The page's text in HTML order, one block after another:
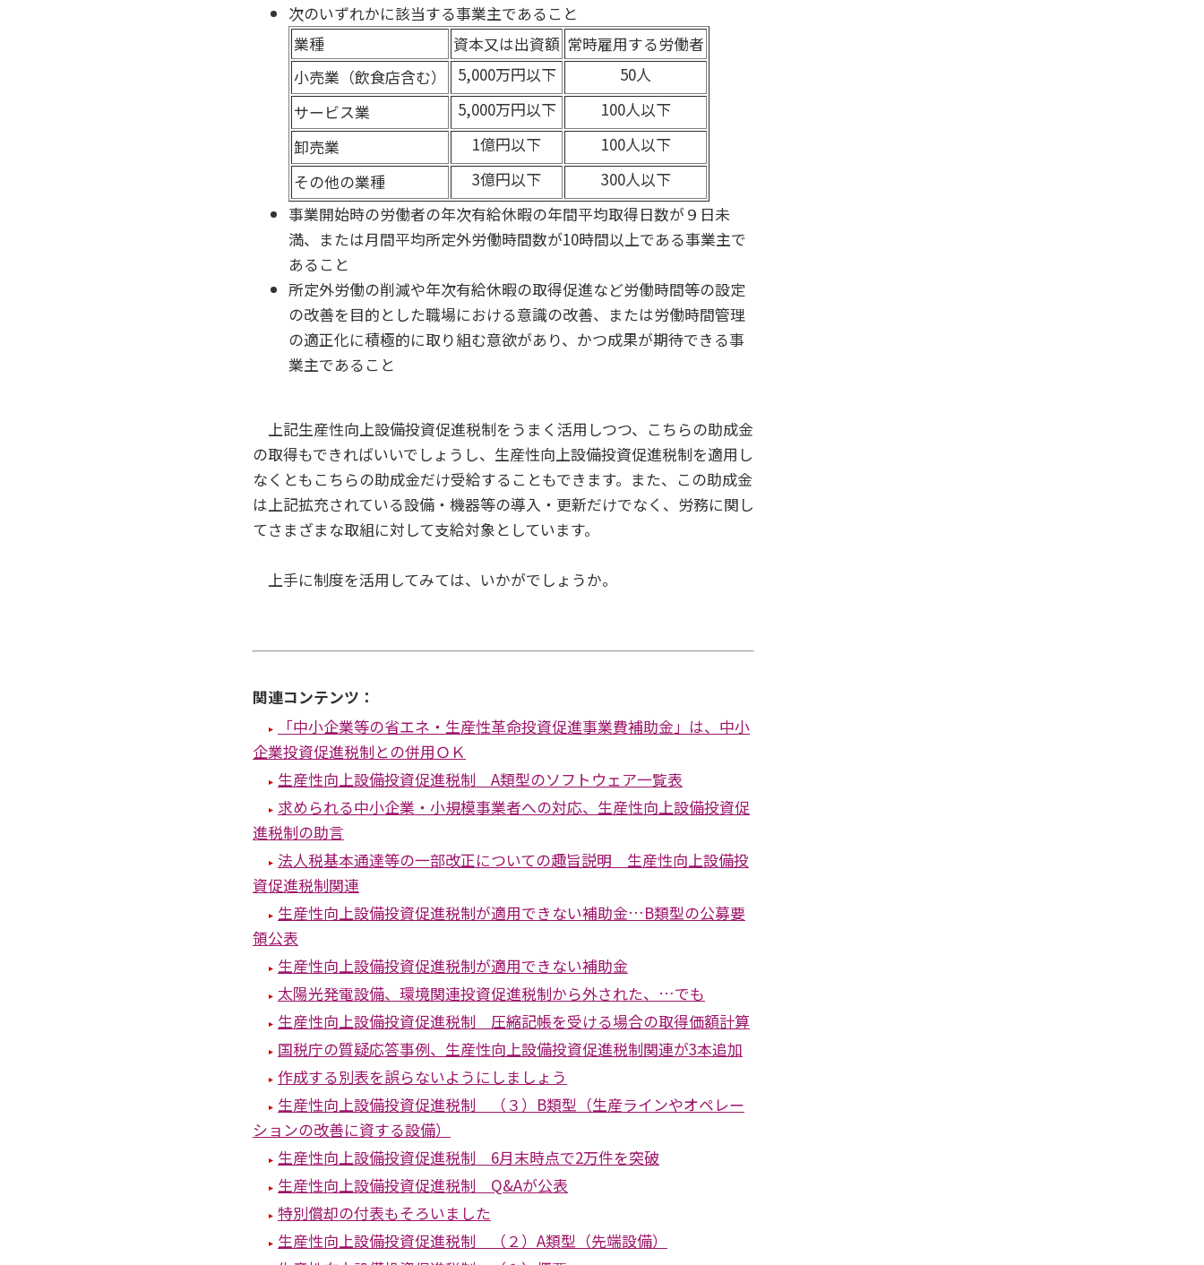
次のいずれかに該当する事業主であること
業種
資本又は出資額 常時雇用する労働者
小売業（飲食店含む）
5,000万円以下
50人
サービス業
5,000万円以下
100人以下
卸売業
1億円以下
100人以下
その他の業種
3億円以下
300人以下
事業開始時の労働者の年次有給休暇の年間平均取得日数が９日未
満、または月間平均所定外労働時間数が10時間以上である事業主で
あること
所定外労働の削減や年次有給休暇の取得促進など労働時間等の設定
の改善を目的とした職場における意識の改善、または労働時間管理
の適正化に積極的に取り組む意欲があり、かつ成果が期待できる事
業主であること
上記生産性向上設備投資促進税制をうまく活用しつつ、こちらの助成金
の取得もできればいいでしょうし、生産性向上設備投資促進税制を適用し
なくともこちらの助成金だけ受給することもできます。また、この助成金
は上記拡充されている設備・機器等の導入・更新だけでなく、労務に関し
てさまざまな取組に対して支給対象としています。
上手に制度を活用してみては、いかがでしょうか。
関連コンテンツ：
「中小企業等の省エネ・生産性革命投資促進事業費補助金」は、中小
企業投資促進税制との併用ＯＫ
生産性向上設備投資促進税制 A類型のソフトウェア一覧表
求められる中小企業・小規模事業者への対応、生産性向上設備投資促
進税制の助言
法人税基本通達等の一部改正についての趣旨説明 生産性向上設備投
資促進税制関連
生産性向上設備投資促進税制が適用できない補助金…B類型の公募要
領公表
生産性向上設備投資促進税制が適用できない補助金
太陽光発電設備、環境関連投資促進税制から外された、…でも
生産性向上設備投資促進税制 圧縮記帳を受ける場合の取得価額計算
国税庁の質疑応答事例、生産性向上設備投資促進税制関連が3本追加
作成する別表を誤らないようにしましょう
生産性向上設備投資促進税制 （３）B類型（生産ラインやオペレー
ションの改善に資する設備）
生産性向上設備投資促進税制 6月末時点で2万件を突破
生産性向上設備投資促進税制 Q&Aが公表
特別償却の付表もそろいました
生産性向上設備投資促進税制 （２）A類型（先端設備）